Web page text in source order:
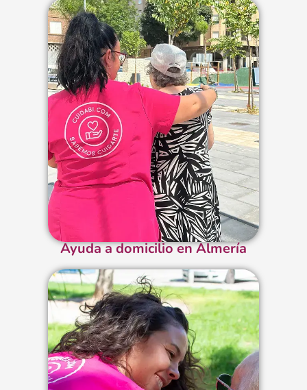
Ayuda a domicilio en Almería